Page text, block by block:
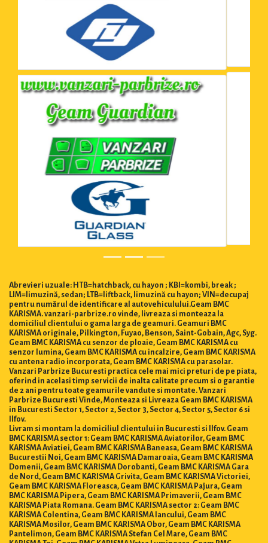
Abrevieri uzuale: HTB=hatchback, cu hayon ; KBI=kombi, break ;
LIM=limuzină, sedan; LTB=liftback, limuzină cu hayon; VIN=decupaj
pentru numărul de identificare al autovehiculului.Geam BMC
KARISMA. vanzari-parbrize.ro vinde, livreaza si monteaza la
domiciliul clientului o gama larga de geamuri. Geamuri BMC
KARISMA originale, Pilkington, Fuyao, Benson, Saint-Gobain, Agc, Syg.
Geam BMC KARISMA cu senzor de ploaie, Geam BMC KARISMA cu
senzor lumina, Geam BMC KARISMA cu incalzire, Geam BMC KARISMA
cu antena radio incorporata, Geam BMC KARISMA cu parasolar.
Vanzari Parbrize Bucuresti practica cele mai mici preturi de pe piata,
oferind in acelasi timp servicii de inalta calitate precum si o garantie
de 2 ani pentru toate geamurile vandute si montate. Vanzari
Parbrize Bucuresti Vinde, Monteaza si Livreaza Geam BMC KARISMA
in Bucuresti Sector 1, Sector 2, Sector 3, Sector 4, Sector 5, Sector 6 si
Ilfov.
Livram si montam la domiciliul clientului in Bucuresti si Ilfov. Geam
BMC KARISMA sector 1: Geam BMC KARISMA Aviatorilor, Geam BMC
KARISMA Aviatiei, Geam BMC KARISMA Baneasa, Geam BMC KARISMA
Bucurestii Noi, Geam BMC KARISMA Damaroaia, Geam BMC KARISMA
Domenii, Geam BMC KARISMA Dorobanti, Geam BMC KARISMA Gara
de Nord, Geam BMC KARISMA Grivita, Geam BMC KARISMA Victoriei,
Geam BMC KARISMA Floreasca, Geam BMC KARISMA Pajura, Geam
BMC KARISMA Pipera, Geam BMC KARISMA Primaverii, Geam BMC
KARISMA Piata Romana. Geam BMC KARISMA sector 2: Geam BMC
KARISMA Colentina, Geam BMC KARISMA Iancului, Geam BMC
KARISMA Mosilor, Geam BMC KARISMA Obor, Geam BMC KARISMA
Pantelimon, Geam BMC KARISMA Stefan Cel Mare, Geam BMC